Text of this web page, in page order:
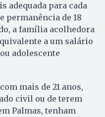
adequada para cada
permanência de 18
a família acolhedora
a um salário
adolescente
mais de 21 anos,
civil ou de terem
Palmas, tenham